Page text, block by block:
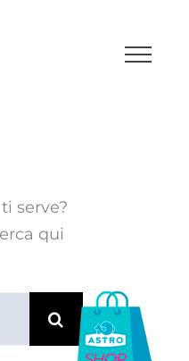
serve?
qui